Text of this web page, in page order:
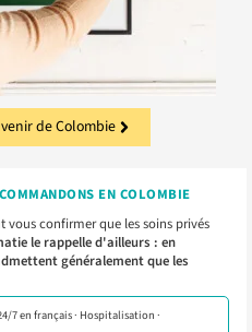
de Colombie
EN COLOMBIE
vous confirmer que les soins privés
le rappelle d'ailleurs : en
généralement que les
7 en français · Hospitalisation ·